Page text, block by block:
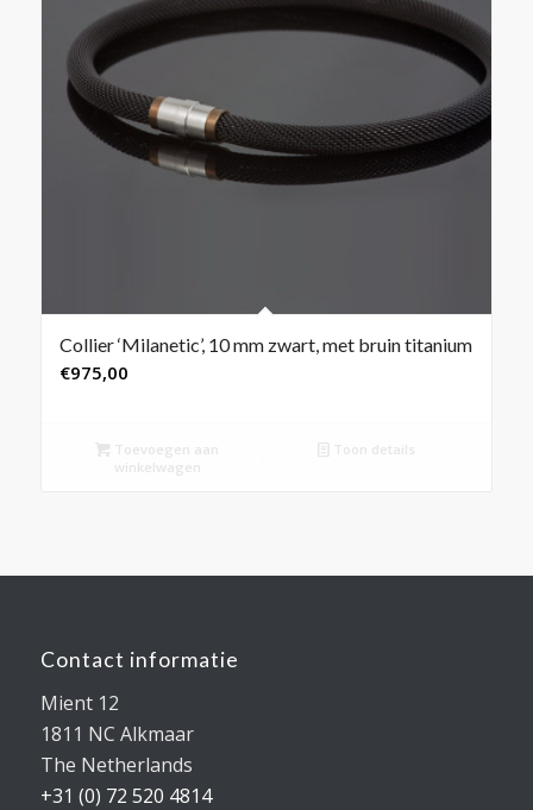
Collier ‘Milanetic’, 10 mm zwart, met bruin titanium
€975,00
Toevoegen aan
winkelwagen
Toon details
Contact informatie
Mient 12
1811 NC Alkmaar
The Netherlands
+31 (0) 72 520 4814